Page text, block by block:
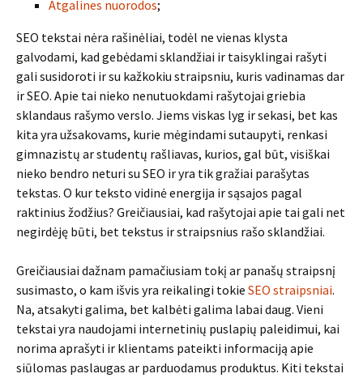
Atgalines nuorodos;
SEO tekstai nėra rašinėliai, todėl ne vienas klysta
galvodami, kad gebėdami sklandžiai ir taisyklingai rašyti
gali susidoroti ir su kažkokiu straipsniu, kuris vadinamas dar
ir SEO. Apie tai nieko nenutuokdami rašytojai griebia
sklandaus rašymo verslo. Jiems viskas lyg ir sekasi, bet kas
kita yra užsakovams, kurie mėgindami sutaupyti, renkasi
gimnazistų ar studentų rašliavas, kurios, gal būt, visiškai
nieko bendro neturi su SEO ir yra tik gražiai parašytas
tekstas. O kur teksto vidinė energija ir sąsajos pagal
raktinius žodžius? Greičiausiai, kad rašytojai apie tai gali net
negirdėję būti, bet tekstus ir straipsnius rašo sklandžiai.
Greičiausiai dažnam pamačiusiam tokį ar panašų straipsnį
susimasto, o kam išvis yra reikalingi tokie SEO straipsniai.
Na, atsakyti galima, bet kalbėti galima labai daug. Vieni
tekstai yra naudojami internetinių puslapių paleidimui, kai
norima aprašyti ir klientams pateikti informaciją apie
siūlomas paslaugas ar parduodamus produktus. Kiti tekstai